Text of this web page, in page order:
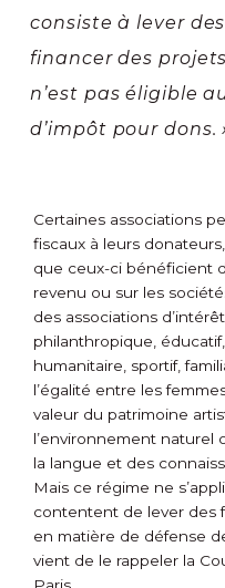
consiste à lever
financer des
n’est pas éligible
d’impôt pour dons.
Certaines associations
fiscaux à leurs
que ceux-ci bénéficient
revenu ou sur les
des associations
philanthropique,
humanitaire, sportif,
l’égalité entre les
valeur du patrimoine
l’environnement naturel
la langue et des
Mais ce régime ne
contentent de lever des
en matière de défense
vient de le rappeler la